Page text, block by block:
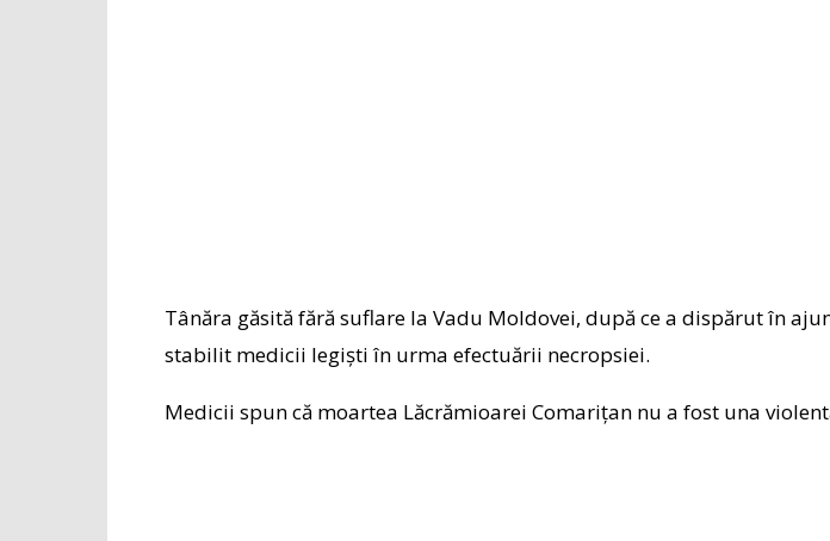
Tânăra găsită fără suflare la Vadu Moldovei, după ce a dispărut în
stabilit medicii legiști în urma efectuării necropsiei.
Medicii spun că moartea Lăcrămioarei Comarițan nu a fost una